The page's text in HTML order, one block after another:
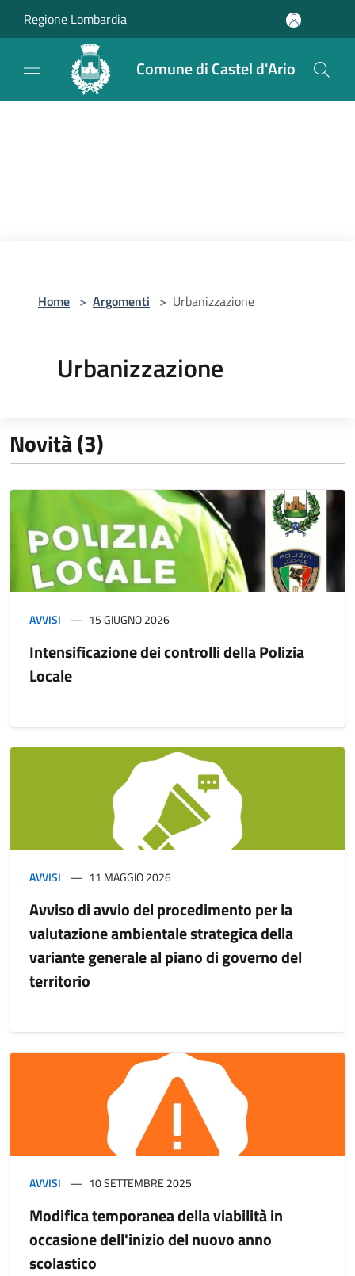
Regione Lombardia
Comune di Castel d'Ario
Home > Argomenti > Urbanizzazione
Urbanizzazione
Novità (3)
AVVISI 15 GIUGNO 2026
Intensificazione dei controlli della Polizia
Locale
AVVISI 11 MAGGIO 2026
Avviso di avvio del procedimento per la
valutazione ambientale strategica della
variante generale al piano di governo del
territorio
AVVISI 10 SETTEMBRE 2025
Modifica temporanea della viabilità in
occasione dell'inizio del nuovo anno
scolastico